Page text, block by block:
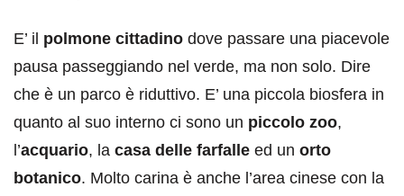
E’ il polmone cittadino dove passare una piacevole
pausa passeggiando nel verde, ma non solo. Dire
che è un parco è riduttivo. E’ una piccola biosfera in
quanto al suo interno ci sono un piccolo zoo,
l’acquario, la casa delle farfalle ed un orto
botanico. Molto carina è anche l’area cinese con la